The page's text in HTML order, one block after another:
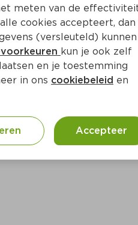
meten van de
cookies accepteert, dan
(versleuteld) kunnen
kun je ook zelf
en je toestemming
in ons cookiebeleid en
Accepteer